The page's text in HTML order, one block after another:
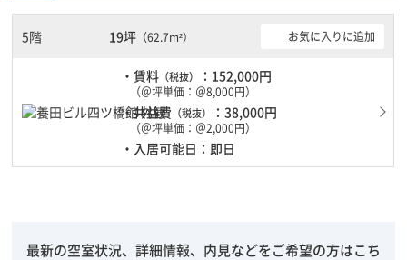
5階 19坪 （62.7m²） お気に入りに追加
・賃料 （税抜） ：152,000円
（＠坪単価：＠8,000円）
・共益費 （税抜） ：38,000円
（＠坪単価：＠2,000円）
・入居可能日：即日
最新の空室状況、詳細情報、内見などをご希望の方はこち